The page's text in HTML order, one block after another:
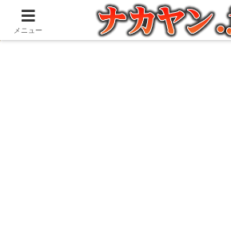
アウトドアとガジェット好きな管理人の愉
メニュー